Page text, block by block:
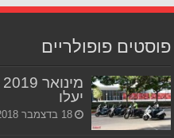
פוסטים פופולריים
יעלו
18 בדצמבר 2018